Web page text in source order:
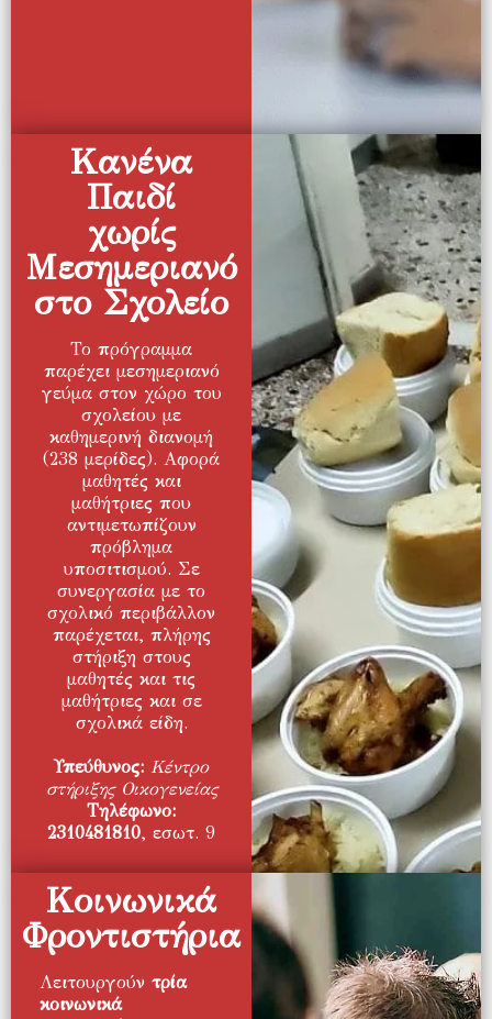
Κανένα
Παιδί
χωρίς
Μεσημεριανό
στο Σχολείο
Το πρόγραμμα
παρέχει μεσημεριανό
γεύμα στον χώρο του
σχολείου με
καθημερινή διανομή
(238 μερίδες). Αφορά
μαθητές και
μαθήτριες που
αντιμετωπίζουν
πρόβλημα
υποσιτισμού. Σε
συνεργασία με το
σχολικό περιβάλλον
παρέχεται, πλήρης
στήριξη στους
μαθητές και τις
μαθήτριες και σε
σχολικά είδη.
Υπεύθυνος: Κέντρο
στήριξης Οικογενείας
Τηλέφωνο:
2310481810, εσωτ. 9
Κοινωνικά
Φροντιστήρια
Λειτουργούν τρία
κοινωνικά